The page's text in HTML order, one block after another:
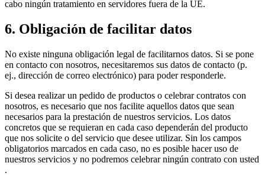
cabo ningún tratamiento en servidores fuera de la UE.
6. Obligación de facilitar datos
No existe ninguna obligación legal de facilitarnos datos. Si se pone
en contacto con nosotros, necesitaremos sus datos de contacto (p.
ej., dirección de correo electrónico) para poder responderle.
Si desea realizar un pedido de productos o celebrar contratos con
nosotros, es necesario que nos facilite aquellos datos que sean
necesarios para la prestación de nuestros servicios. Los datos
concretos que se requieran en cada caso dependerán del producto
que nos solicite o del servicio que desee utilizar. Sin los campos
obligatorios marcados en cada caso, no es posible hacer uso de
nuestros servicios y no podremos celebrar ningún contrato con usted
.